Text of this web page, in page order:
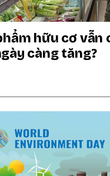
hữu cơ vẫn
càng tăng?